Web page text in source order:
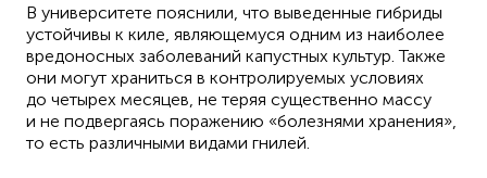
В университете пояснили, что выведенные гибриды
устойчивы к киле, являющемуся одним из наиболее
вредоносных заболеваний капустных культур. Также
они могут храниться в контролируемых условиях
до четырех месяцев, не теряя существенно массу
и не подвергаясь поражению «болезнями хранения»,
то есть различными видами гнилей.